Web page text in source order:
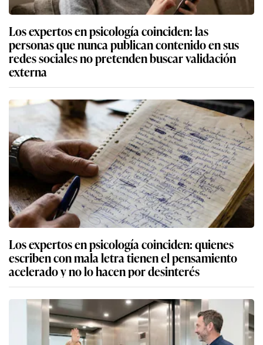
Los expertos en psicología coinciden: las
personas que nunca publican contenido en sus
redes sociales no pretenden buscar validación
externa
Los expertos en psicología coinciden: quienes
escriben con mala letra tienen el pensamiento
acelerado y no lo hacen por desinterés